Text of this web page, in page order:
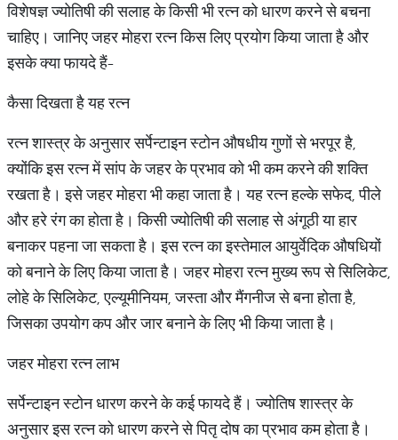
विशेषज्ञ ज्योतिषी की सलाह के किसी भी रत्न को धारण करने से बचना
चाहिए। जानिए जहर मोहरा रत्न किस लिए प्रयोग किया जाता है और
इसके क्या फायदे हैं-
कैसा दिखता है यह रत्न
रत्न शास्त्र के अनुसार सर्पेन्टाइन स्टोन औषधीय गुणों से भरपूर है,
क्योंकि इस रत्न में सांप के जहर के प्रभाव को भी कम करने की शक्ति
रखता है। इसे जहर मोहरा भी कहा जाता है। यह रत्न हल्के सफेद, पीले
और हरे रंग का होता है। किसी ज्योतिषी की सलाह से अंगूठी या हार
बनाकर पहना जा सकता है। इस रत्न का इस्तेमाल आयुर्वेदिक औषधियों
को बनाने के लिए किया जाता है। जहर मोहरा रत्न मुख्य रूप से सिलिकेट,
लोहे के सिलिकेट, एल्यूमीनियम, जस्ता और मैंगनीज से बना होता है,
जिसका उपयोग कप और जार बनाने के लिए भी किया जाता है।
जहर मोहरा रत्न लाभ
सर्पेन्टाइन स्टोन धारण करने के कई फायदे हैं। ज्योतिष शास्त्र के
अनुसार इस रत्न को धारण करने से पितृ दोष का प्रभाव कम होता है।